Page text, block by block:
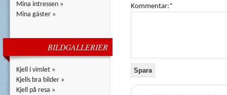
Mina intressen »
Mina gäster »
BILDGALLERIER
Kjell i vimlet »
Kjells bra bilder »
Kjell på resa »
Kommentar:*